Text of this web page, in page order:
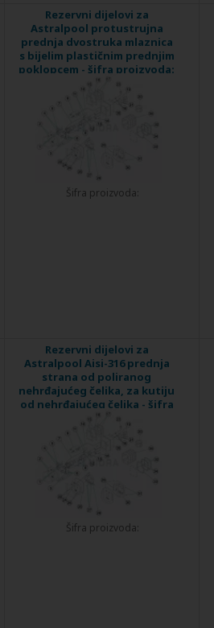
Rezervni dijelovi za
Astralpool protustrujna
prednja dvostruka mlaznica
s bijelim plastičnim prednjim
poklopcem - šifra proizvoda:
11508
Šifra proizvoda:
Rezervni dijelovi za
Astralpool Aisi-316 prednja
strana od poliranog
nehrđajućeg čelika, za kutiju
od nehrđajućeg čelika - šifra
proizvoda: 11499
Šifra proizvoda: